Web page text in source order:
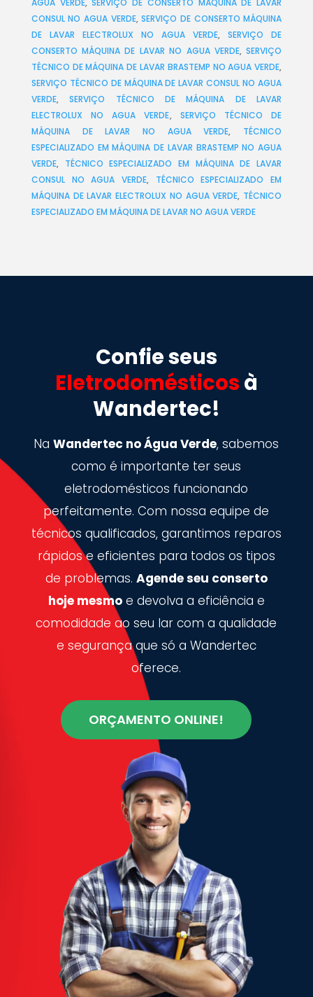
CONSUL NO AGUA VERDE,SERVIÇO DE CONSERTO MÁQUINA
DE LAVAR ELECTROLUX NO AGUA VERDE,SERVIÇO DE
CONSERTO MÁQUINA DE LAVAR NO AGUA VERDE,SERVIÇO
TÉCNICO DE MÁQUINA DE LAVAR BRASTEMP NO AGUA VERDE,
SERVIÇO TÉCNICO DE MÁQUINA DE LAVAR CONSUL NO AGUA
VERDE,SERVIÇO TÉCNICO DE MÁQUINA DE LAVAR
ELECTROLUX NO AGUA VERDE, SERVIÇO TÉCNICO DE
MÁQUINA DE LAVAR NO AGUA VERDE, TÉCNICO
ESPECIALIZADO EM MÁQUINA DE LAVAR BRASTEMP NO AGUA
VERDE, TÉCNICO ESPECIALIZADO EM MÁQUINA DE LAVAR
CONSUL NO AGUA VERDE, TÉCNICO ESPECIALIZADO EM
MÁQUINA DE LAVAR ELECTROLUX NO AGUA VERDE, TÉCNICO
ESPECIALIZADO EM MÁQUINA DE LAVAR NO AGUA VERDE
Confie seus
Eletrodomésticos à
Wandertec!
NaWandertec no Água Verde, sabemos
como é importante ter seus
eletrodomésticos funcionando
perfeitamente. Com nossa equipe de
técnicos qualificados, garantimos reparos
rápidos e eficientes para todos os tipos
de problemas. Agende seu conserto
hoje mesmoe devolva a eficiência e
comodidade ao seu lar com a qualidade
e segurança que só a Wandertec
oferece.
ORÇAMENTO ONLINE!